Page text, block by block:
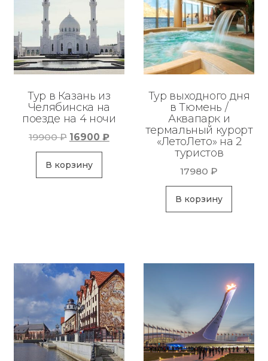
Тур в Казань из
Челябинска на
поезде на 4 ночи
19900₽ Первоначальная
цена
составляла
19900 ₽.
16900 ₽Текущая
В корзину
Тур выходного дня
в Тюмень /
Аквапарк и
термальный курорт
«ЛетоЛето» на 2
туристов
17980₽
В корзину